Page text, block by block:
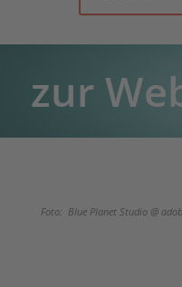
zur
Foto: Blue Planet Studio @